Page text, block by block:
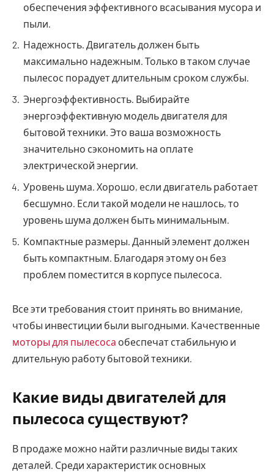
обеспечения эффективного всасывания мусора и
пыли.
Надежность. Двигатель должен быть
максимально надежным. Только в таком случае
пылесос порадует длительным сроком службы.
Энергоэффективность. Выбирайте
энергоэффективную модель двигателя для
бытовой техники. Это ваша возможность
значительно сэкономить на оплате
электрической энергии.
Уровень шума. Хорошо, если двигатель работает
бесшумно. Если такой модели не нашлось, то
уровень шума должен быть минимальным.
Компактные размеры. Данный элемент должен
быть компактным. Благодаря этому он без
проблем поместится в корпусе пылесоса.
Все эти требования стоит принять во внимание,
чтобы инвестиции были выгодными. Качественные
моторы для пылесоса обеспечат стабильную и
длительную работу бытовой техники.
Какие виды двигателей для
пылесоса существуют?
В продаже можно найти различные виды таких
деталей. Среди характеристик основных